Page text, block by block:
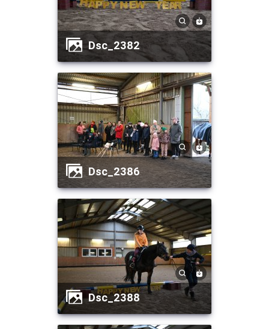
dsc_2382
dsc_2386
dsc_2388